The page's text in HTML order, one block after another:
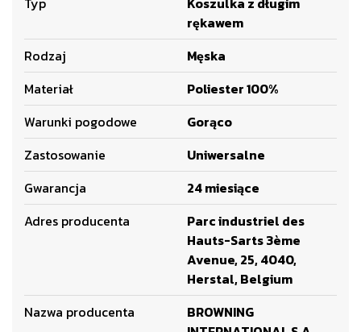
rękawem
Rodzaj
Męska
Materiał
Poliester 100%
Warunki pogodowe
Gorąco
Zastosowanie
Uniwersalne
Gwarancja
24 miesiące
Adres producenta
Parc industriel des
Hauts-Sarts 3ème
Avenue, 25, 4040,
Herstal, Belgium
Nazwa producenta
BROWNING